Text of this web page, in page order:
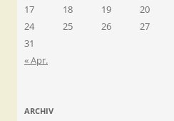
17
18 19 20
24
25 26 27
31
« Apr.
ARCHIV